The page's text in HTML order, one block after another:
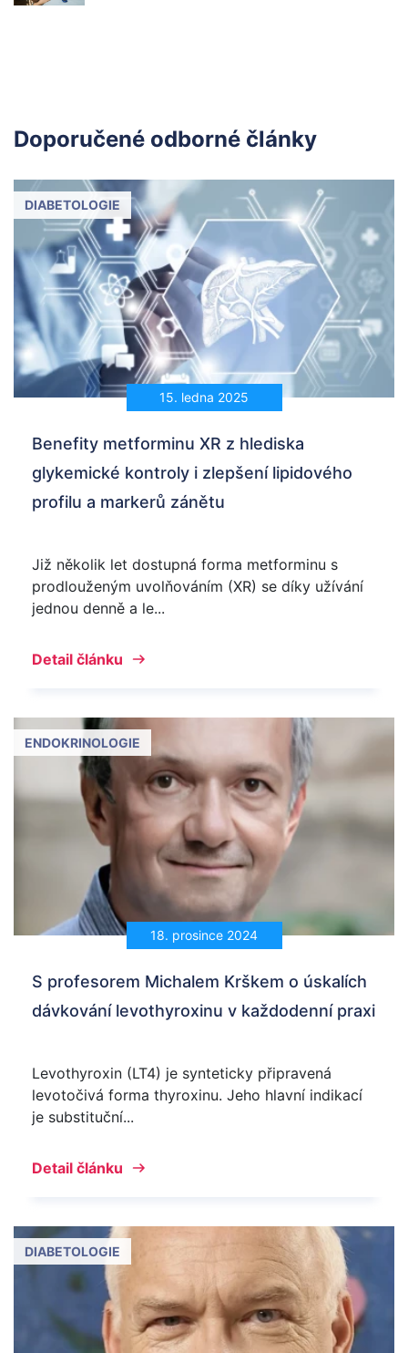
Doporučené odborné články
15. ledna 2025
DIABETOLOGIE
Benefity metforminu XR z hlediska
glykemické kontroly i zlepšení lipidového
profilu a markerů zánětu
Již několik let dostupná forma metforminu s
prodlouženým uvolňováním (XR) se díky užívání
jednou denně a le...
Detail článku
18. prosince 2024
ENDOKRINOLOGIE
S profesorem Michalem Krškem o úskalích
dávkování levothyroxinu v každodenní praxi
Levothyroxin (LT4) je synteticky připravená
levotočivá forma thyroxinu. Jeho hlavní indikací
je substituční...
Detail článku
DIABETOLOGIE